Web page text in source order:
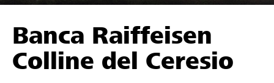
Unterstützen
Hilfe & Support
Projekte und Organisationen finden
Banca Raiffeisen
Colline del Ceresio